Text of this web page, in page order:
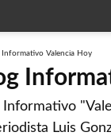
Informativo
Luis